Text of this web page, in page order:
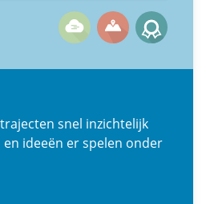
snel inzichtelijk
ideeën er spelen onder